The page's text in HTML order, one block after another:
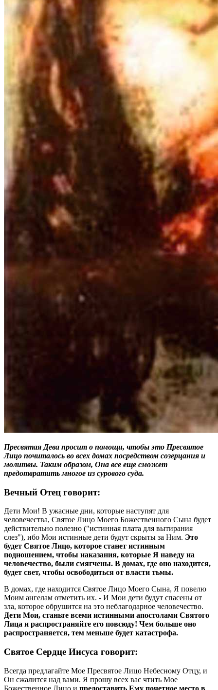
Пресвятая Дева просит о помощи, чтобы это Пресвятое
Лицо почиталось во всех домах посредством созерцания и
молитвы. Таким образом, Она все еще сможет
предотвратить многое из сурового суда.
Вечный Отец говорит:
Дети Мои! В ужасные дни, которые наступят для
человечества, Святое Лицо Моего Божественного Сына будет
действительно полезно ("истинная плата для вытирания
слез"), ибо Мои истинные дети будут скрыты за Ним. Это
будет Святое Лицо, которое станет истинным
подношением, чтобы наказания, которые Я наведу на
человечество, были смягчены. В домах, где оно находится,
будет свет, чтобы освободиться от власти тьмы.
В домах, где находится Святое Лицо Моего Сына, Я повелю
Моим ангелам отметить их. - И Мои дети будут спасены от
зла, которое обрушится на это неблагодарное человечество.
Дети Мои, станьте всеми истинными апостолами Святого
Лица и распространяйте его повсюду! Чем больше оно
распространяется, тем меньше будет катастрофа.
Святое Сердце Иисуса говорит:
Всегда предлагайте Мое Пресвятое Лицо Небесному Отцу, и
Он сжалится над вами. Я прошу всех вас чтить Мое
Божественное Лицо и предоставить Ему почетное место в